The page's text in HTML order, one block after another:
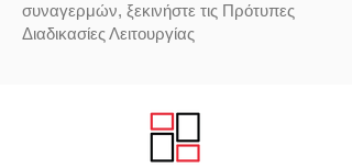
συναγερμών, ξεκινήστε τις Πρότυπες
Διαδικασίες Λειτουργίας